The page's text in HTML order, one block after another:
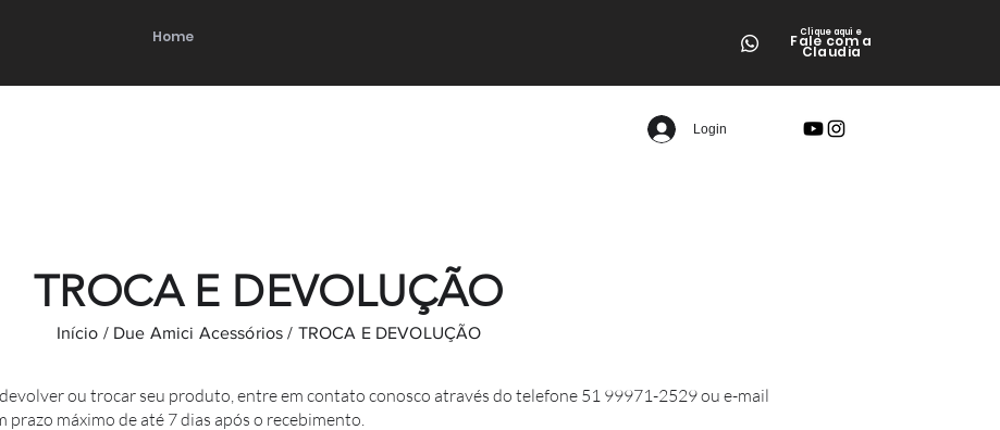
Home Clique aqui e
Fale com a
Claudia
Login
TROCA E DEVOLUÇÃO
Início /Due Amici Acessórios/ TROCA E DEVOLUÇÃO
devolver ou trocar seu produto, entre em contato conosco através do telefone 51 99971-2529 ou e-mail
prazo máximo de até 7 dias após o recebimento.